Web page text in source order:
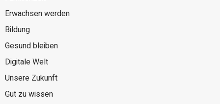
Erwachsen werden
Bildung
Gesund bleiben
Digitale Welt
Unsere Zukunft
Gut zu wissen